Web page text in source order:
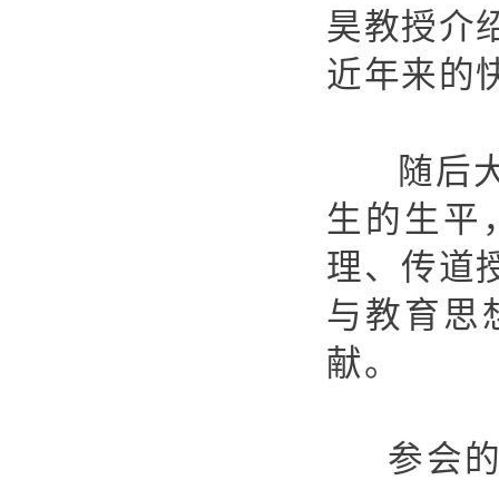
昊教授介
近年来的
随后
生的生平
理、传道
与教育思
献。
参会